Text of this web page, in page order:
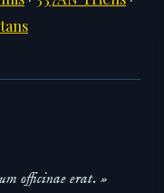
officinae erat. »